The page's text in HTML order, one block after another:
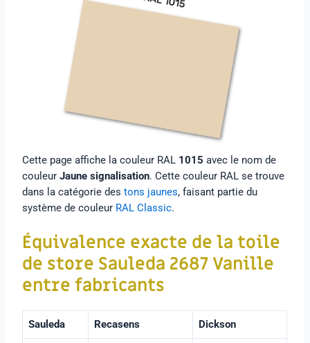
Cette page affiche la couleur RAL 1015 avec le nom de
couleurJaune signalisation. Cette couleur RAL se trouve
dans la catégorie destons jaunes, faisant partie du
système de couleur RAL Classic.
Équivalence exacte de la toile
de store Sauleda 2687 Vanille
entre fabricants
Sauleda Recasens Dickson